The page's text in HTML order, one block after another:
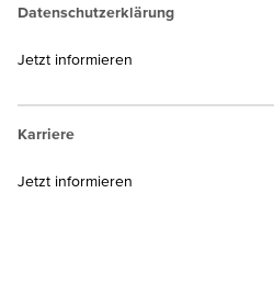
Datenschutzerklärung
Jetzt informieren
Karriere
Jetzt informieren